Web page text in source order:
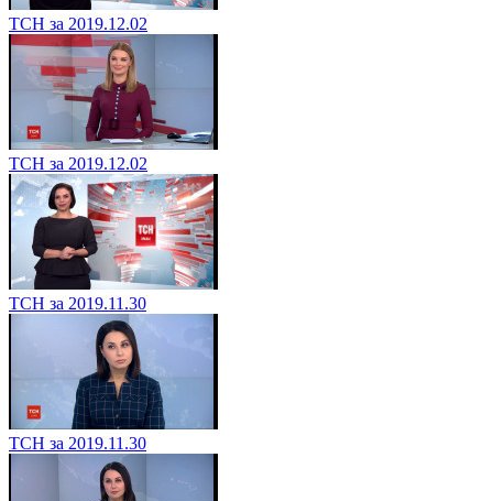
ТСН за 2019.12.02
ТСН за 2019.12.02
ТСН за 2019.11.30
ТСН за 2019.11.30